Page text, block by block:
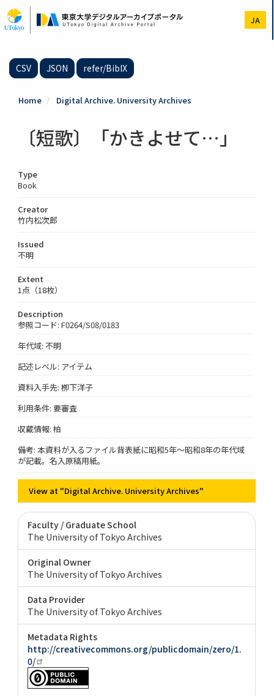
to
main
JA
CSV JSON refer/BibIX
Home Digital Archive. University Archives
〔短歌〕「かきよせて…」
Type
Book
Creator
竹内松次郎
Issued
不明
Extent
1点（18枚）
Description
参照コード: F0264/S08/0183
年代域: 不明
記述レベル: アイテム
資料入手先: 栁下洋子
利用条件: 要審査
収蔵情報: 柏
備考: 本資料が入るファイル背表紙に昭和5年～昭和8年の年代域
が記載。名入原稿用紙。
View at "Digital Archive. University Archives"
Faculty / Graduate School
The University of Tokyo Archives
Original Owner
The University of Tokyo Archives
Data Provider
The University of Tokyo Archives
Metadata Rights
http://creativecommons.org/publicdomain/zero/1.
0/